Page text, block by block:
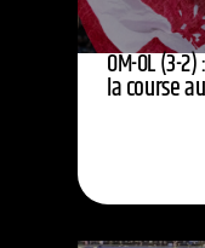
OM-OL (3-
la course